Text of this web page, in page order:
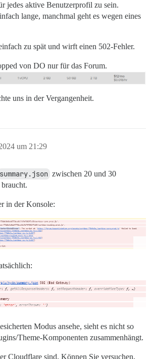
jedes aktive Benutzerprofil zu sein.
lange, manchmal geht es wegen eines
zu spät und wirft einen 502-Fehler.
von DO nur für das Forum.
uns in der Vergangenheit.
um 21:29
summary.json zwischen 20 und 30
in der Konsole:
Modus ansehe, sieht es nicht so
Theme-Komponenten zusammenhängt.
Cloudflare sind. Können Sie versuchen,